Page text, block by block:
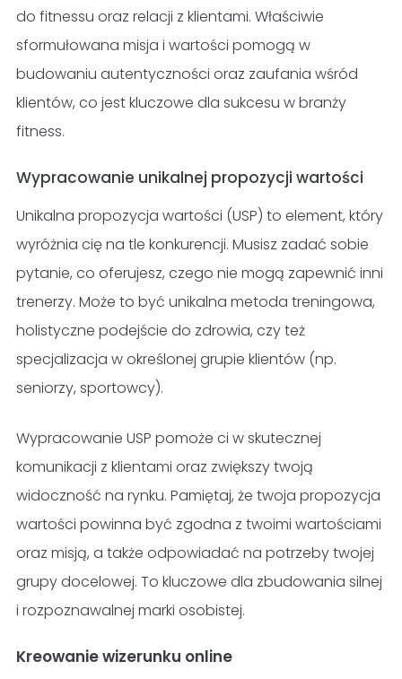
do fitnessu oraz relacji z klientami. Właściwie
sformułowana misja i wartości pomogą w
budowaniu autentyczności oraz zaufania wśród
klientów, co jest kluczowe dla sukcesu w branży
fitness.
Wypracowanie unikalnej propozycji wartości
Unikalna propozycja wartości (USP) to element, który
wyróżnia cię na tle konkurencji. Musisz zadać sobie
pytanie, co oferujesz, czego nie mogą zapewnić inni
trenerzy. Może to być unikalna metoda treningowa,
holistyczne podejście do zdrowia, czy też
specjalizacja w określonej grupie klientów (np.
seniorzy, sportowcy).
Wypracowanie USP pomoże ci w skutecznej
komunikacji z klientami oraz zwiększy twoją
widoczność na rynku. Pamiętaj, że twoja propozycja
wartości powinna być zgodna z twoimi wartościami
oraz misją, a także odpowiadać na potrzeby twojej
grupy docelowej. To kluczowe dla zbudowania silnej
i rozpoznawalnej marki osobistej.
Kreowanie wizerunku online